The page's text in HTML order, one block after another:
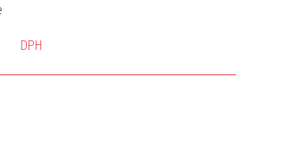
DPH